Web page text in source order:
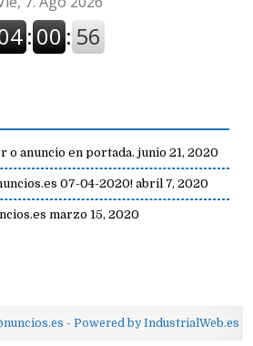
o anuncio en portada. junio 21, 2020
07-04-2020! abril 7, 2020
marzo 15, 2020
- Powered by IndustrialWeb.es